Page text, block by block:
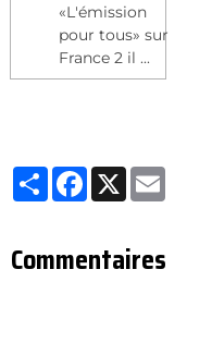
«L'émission
pour tous» sur
France 2 il ...
Partager
Facebook
X
Commentaires